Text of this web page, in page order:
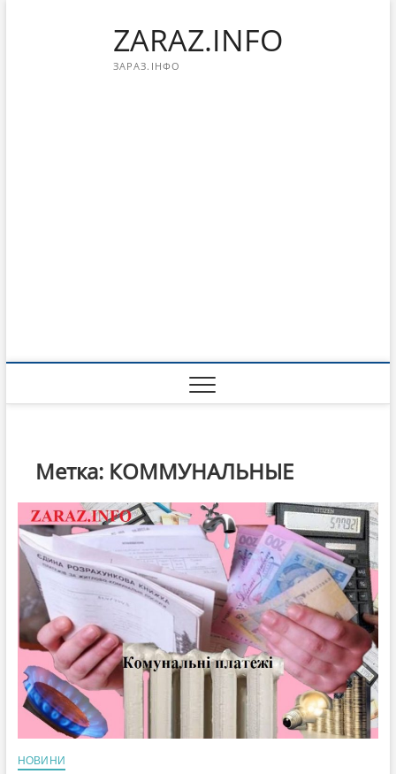
ZARAZ.INFO
ЗАРАЗ.ІНФО
Метка: КОММУНАЛЬНЫЕ
НОВИНИ